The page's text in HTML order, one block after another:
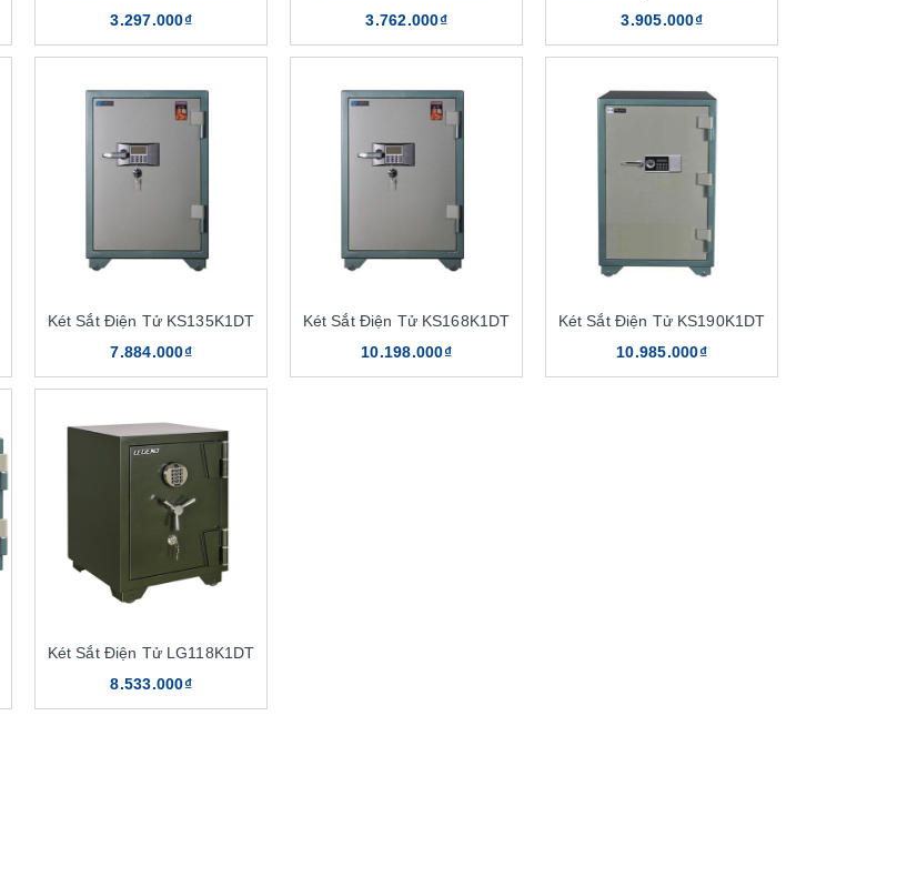
3.297.000₫
3.762.000₫
3.905.000₫
Két Sắt Điện Tử KS135K1DT
7.884.000₫
Két Sắt Điện Tử KS168K1DT
10.198.000₫
Két Sắt Điện Tử KS190K1DT
10.985.000₫
Két Sắt Điện Tử LG118K1DT
8.533.000₫